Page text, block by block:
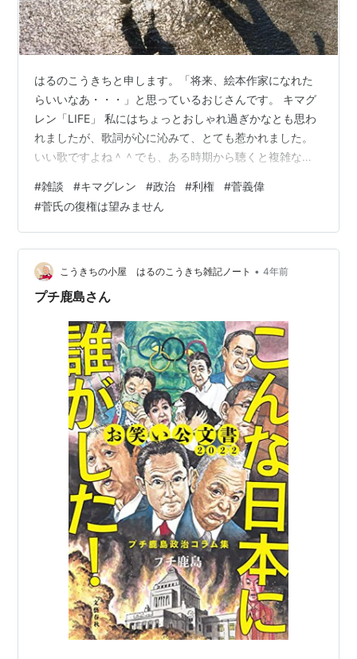
はるのこうきちと申します。「将来、絵本作家になれた
らいいなあ・・・」と思っているおじさんです。 キマグ
レン「LIFE」 私にはちょっとおしゃれ過ぎかなとも思わ
れましたが、歌詞が心に沁みて、とても惹かれました。
いい歌ですよね＾＾でも、ある時期から聴くと複雑な思
#雑談 #キマグレン #政治 #利権 #菅義偉
#菅氏の復権は望みません
こうきちの小屋 はるのこうきち雑記ノート • 4年前
プチ鹿島さん